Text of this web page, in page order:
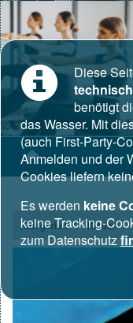
Kategorien Kinder
Diese
benötigt
das Wasser. Mit
(auch First-Party-
Anmelden und der
Cookies liefern
Es werden keine
keine Tracking-
zum Datenschutz